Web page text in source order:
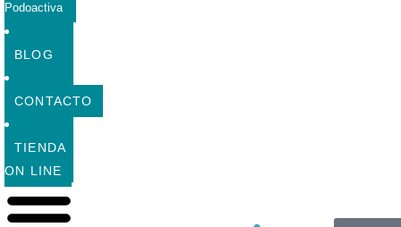
Podoactiva
BLOG
CONTACTO
TIENDA
ON LINE